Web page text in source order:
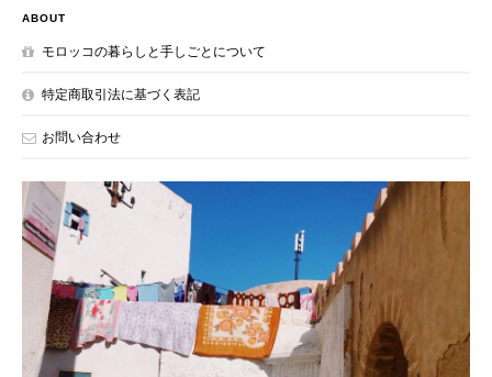
ABOUT
モロッコの暮らしと手しごとについて
特定商取引法に基づく表記
お問い合わせ